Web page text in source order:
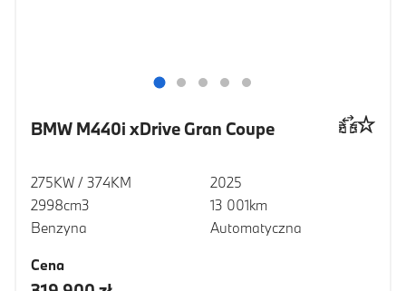
BMW M440i xDrive Gran Coupe
275KW / 374KM
2998cm3
Benzyna
2025
13 001km
Automatyczna
Cena